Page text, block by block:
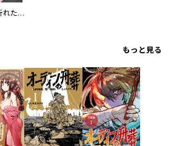
ヒールの折れたシンデレラ
もっと見る